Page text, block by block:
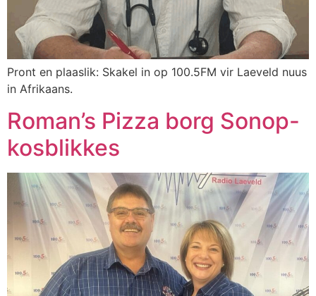
Pront en plaaslik: Skakel in op 100.5FM vir Laeveld nuus
in Afrikaans.
Roman’s Pizza borg Sonop-
kosblikkes